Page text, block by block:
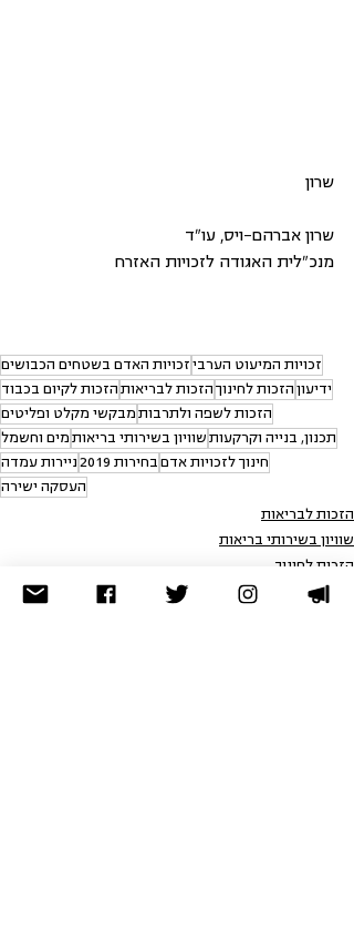
שרון
שרון אברהם-ויס, עו"ד
מנכ"לית האגודה לזכויות האזרח
זכויות המיעוט הערבי זכויות האדם בשטחים הכבושים
ידיעון הזכות לחינוך הזכות לבריאות הזכות לקיום בכבוד
הזכות לשפה ולתרבות מבקשי מקלט ופליטים
תכנון, בנייה וקרקעות שוויון בשירותי בריאות מים וחשמל
חינוך לזכויות אדם בחירות 2019
ניירות עמדה
העסקה ישירה
הזכות לבריאות
שוויון בשירותי בריאות
הזכות לחינוך